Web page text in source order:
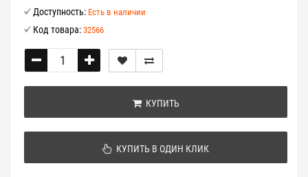
Доступность: Есть в наличии
Код товара: 32566
КУПИТЬ
КУПИТЬ В ОДИН КЛИК